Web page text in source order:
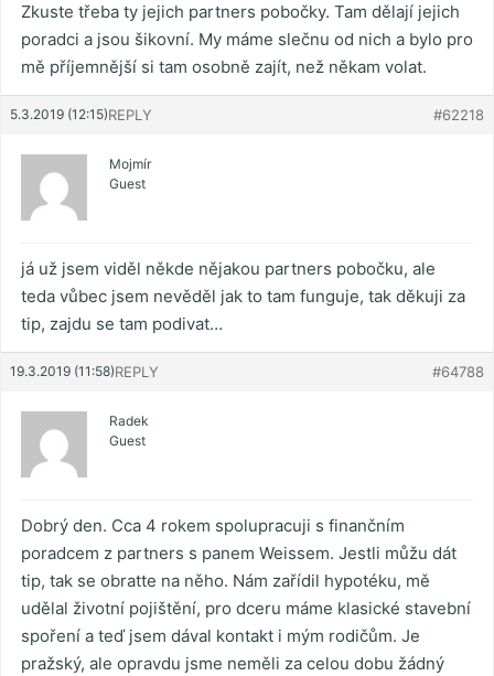
Zkuste třeba ty jejich partners pobočky. Tam dělají jejich
poradci a jsou šikovní. My máme slečnu od nich a bylo pro
mě příjemnější si tam osobně zajít, než někam volat.
5.3.2019 (12:15) #62218
REPLY
Mojmír
Guest
já už jsem viděl někde nějakou partners pobočku, ale
teda vůbec jsem nevěděl jak to tam funguje, tak děkuji za
tip, zajdu se tam podivat…
19.3.2019 (11:58) #64788
REPLY
Radek
Guest
Dobrý den. Cca 4 rokem spolupracuji s finančním
poradcem z partners s panem Weissem. Jestli můžu dát
tip, tak se obratte na něho. Nám zařídil hypotéku, mě
udělal životní pojištění, pro dceru máme klasické stavební
spoření a teď jsem dával kontakt i mým rodičům. Je
pražský, ale opravdu jsme neměli za celou dobu žádný